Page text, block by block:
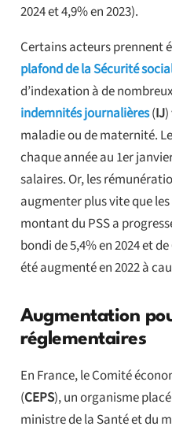
2024 et 4,9% en 2023).
Certains acteurs prennent
plafond de la Sécurité
d’indexation à de
indemnités journalières(IJ)
maladie ou de maternité.
chaque année au 1er
salaires. Or, les
augmenter plus vite que
montant du PSS a
bondi de 5,4% en 2024 et
été augmenté en 2022 à
Augmentation
réglementaires
En France, le Comité
(CEPS), un organisme
ministre de la Santé et du